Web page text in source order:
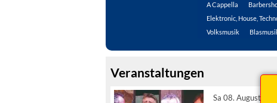
A Cappella
Elektronic, House,
Volksmusik
Veranstaltungen
Sa 08. August